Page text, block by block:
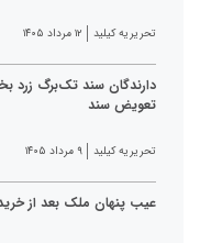
تحریریه کیلید ۱۲ مرداد ۱۴۰۵
دارندگان سند تک‌برگ زرد
تعویض سند
تحریریه کیلید ۹ مرداد ۱۴۰۵
عیب پنهان ملک بعد از